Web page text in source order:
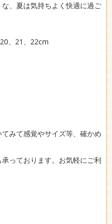
、夏は気持ちよく快適に過ご
、21、22cm
みて感覚やサイズ等、確かめ
っております。お気軽にご利